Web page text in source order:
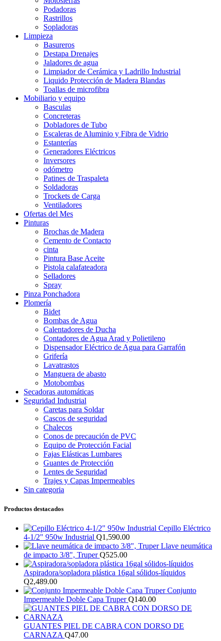
Podadoras
Rastrillos
Sopladoras
Limpieza
Basureros
Destapa Drenajes
Jaladores de agua
Limpiador de Cerámica y Ladrillo Industrial
Liquido Protección de Madera Blandas
Toallas de microfibra
Mobiliario y equipo
Basculas
Concreteras
Dobladores de Tubo
Escaleras de Aluminio y Fibra de Vidrio
Estanterías
Generadores Eléctricos
Inversores
odómetro
Patines de Traspaleta
Soldadoras
Trockets de Carga
Ventiladores
Ofertas del Mes
Pinturas
Brochas de Madera
Cemento de Contacto
cinta
Pintura Base Aceite
Pistola calafateadora
Selladores
Spray
Pinza Ponchadora
Plomería
Bidet
Bombas de Agua
Calentadores de Ducha
Contadores de Agua Arad y Polietileno
Dispensador Eléctrico de Agua para Garrafón
Grifería
Lavatrastos
Manguera de abasto
Motobombas
Secadoras automáticas
Seguridad Industrial
Caretas para Soldar
Cascos de seguridad
Chalecos
Conos de precaución de PVC
Equipo de Protección Facial
Fajas Elásticas Lumbares
Guantes de Protección
Lentes de Seguridad
Trajes y Capas Impermeables
Sin categoria
Productos destacados
Cepillo Eléctrico
4-1/2" 950w Industrial Q1,590.00
Llave neumática
de impacto 3/8", TruperQ525.00
Aspiradora/sopladora plástica 16gal sólidos-líquidos
Q2,489.00
Conjunto
Impermeable Doble Capa TruperQ140.00
GUANTES PIEL DE CABRA CON DORSO DE
CARNAZA Q47.00